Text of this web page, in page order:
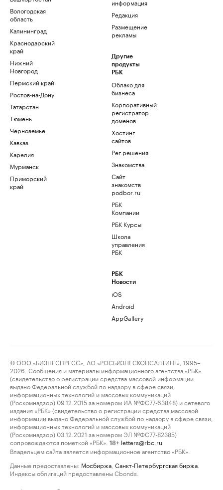
Вологодская
область
Калининград
Краснодарский
край
Нижний
Новгород
Пермский край
Ростов-на-Дону
Татарстан
Тюмень
Черноземье
Кавказ
Карелия
Мурманск
Приморский
край
информация
Редакция
Размещение
рекламы
Другие
продукты
РБК
Облако для
бизнеса
Корпоративный
регистратор
доменов
Хостинг
сайтов
Рег.решения
Знакомства
Сайт
знакомств
podbor.ru
РБК
Компании
РБК Курсы
Школа
управления
РБК
РБК
Новости
iOS
Android
AppGallery
© ООО «БИЗНЕСПРЕСС», АО «РОСБИЗНЕСКОНСАЛТИНГ», 1995–
2026. Сообщения и материалы информационного агентства «РБК»
(свидетельство о регистрации средства массовой информации
выдано Федеральной службой по надзору в сфере связи,
информационных технологий и массовых коммуникаций
(Роскомнадзор) 09.12.2015 за номером ИА №ФС77-63848) и сетевого
издания «РБК» (свидетельство о регистрации средства массовой
информации выдано Федеральной службой по надзору в сфере связи,
информационных технологий и массовых коммуникаций
(Роскомнадзор) 03.12.2021 за номером ЭЛ №ФС77-82385)
сопровождаются пометкой «РБК».
18+ letters@rbc.ru
Владельцем сайта является информационное агентство «РБК».
Данные предоставлены: Мосбиржа Санкт-Петербургская биржа
Индексы облигаций предоставлены Cbonds.